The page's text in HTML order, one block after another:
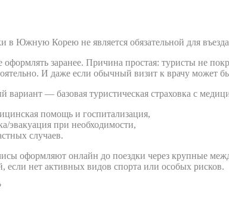
в Южную Корею не является обязательной для
заранее. Причина простая: туристы не
И даже если обычный визит к врачу может
вариант — базовая туристическая страховка с
помощь и госпитализация,
эвакуация при необходимости,
случаев.
оформляют онлайн до поездки через крупные
нет активных видов спорта или особых рисков.